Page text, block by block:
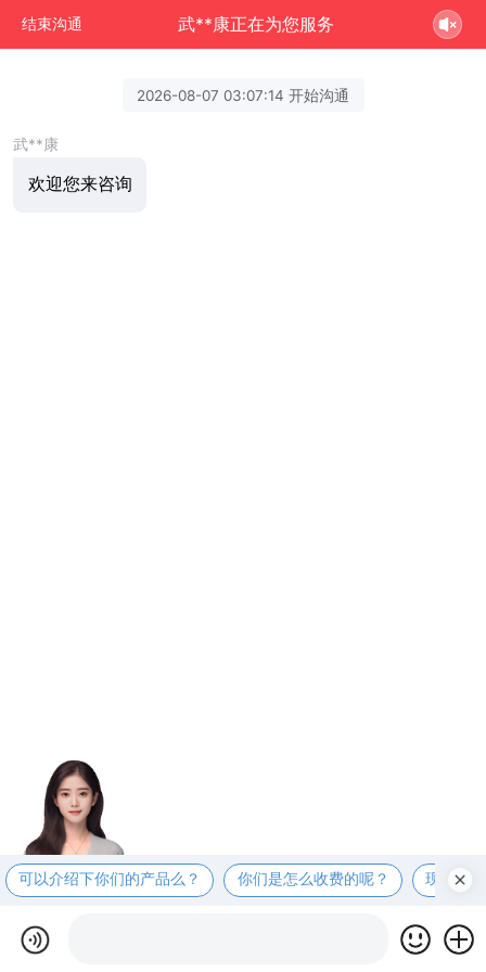
结束沟通 武**康正在为您服务
2026-08-07 03:07:14 开始沟通
武**康
欢迎您来咨询
可以介绍下你们的产品么？ 你们是怎么收费的呢？ 现在有